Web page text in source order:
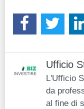
Ufficio
L'Ufficio
da
al fine di